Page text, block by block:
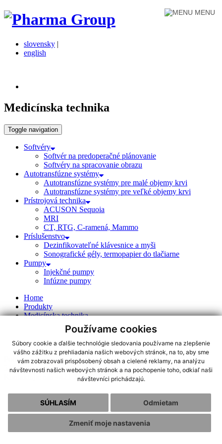
Používame cookies
Súbory cookie a ďalšie technológie sledovania používame na zlepšenie
vášho zážitku z prehliadania našich webových stránok, na to, aby sme
vám zobrazovali prispôsobený obsah a cielené reklamy, na analýzu
návštevnosti našich webových stránok a na pochopenie toho, odkiaľ naši
návštevníci prichádzajú.
SÚHLASÍM Odmietam
Zmeniť moje nastavenia
MENU
slovensky |
english
Medicínska technika
Toggle navigation
Softvéry
Softvér na predoperačné plánovanie
Softvéry na spracovanie obrazu
Autotransfúzne systémy
Autotransfúzne systémy pre malé objemy krvi
Autotransfúzne systémy pre veľké objemy krvi
Prístrojová technika
ACUSON Sequoia
MRI
CT, RTG, C-ramená, Mammo
Príslušenstvo
Dezinfikovateľné klávesnice a myši
Sonografické gély, termopapier do tlačiarne
Pumpy
Injekčné pumpy
Infúzne pumpy
Home
Produkty
Medicínska technika
Pobočka Zvolen:Lučenecká cesta 21, 960 96 Zvolen,+421 45
5332 446|pharma-zv@pharmagroup.sk|Cookies|OOU
+421 2 5249 3757